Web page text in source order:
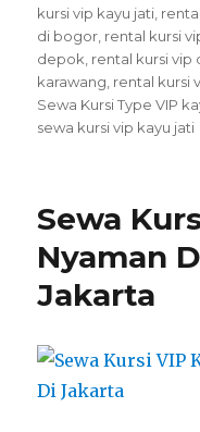
kursi vip kayu jati
di bogor rental kursi
depok rental kursi vip
karawang rental kursi
Sewa Kursi Type VIP
sewa kursi vip kayu jati
Sewa
Nyaman
Jakarta